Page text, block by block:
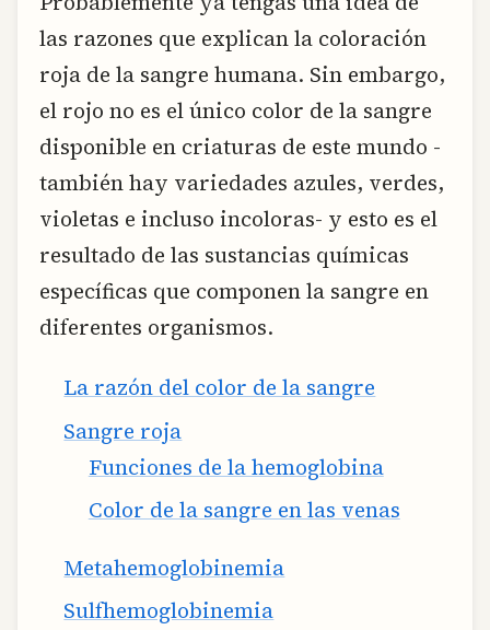
las razones que explican la coloración
roja de la sangre humana. Sin embargo,
el rojo no es el único color de la sangre
disponible en criaturas de este mundo -
también hay variedades azules, verdes,
violetas e incluso incoloras- y esto es el
resultado de las sustancias químicas
específicas que componen la sangre en
diferentes organismos.
La razón del color de la sangre
Sangre roja
Funciones de la hemoglobina
Color de la sangre en las venas
Metahemoglobinemia
Sulfhemoglobinemia